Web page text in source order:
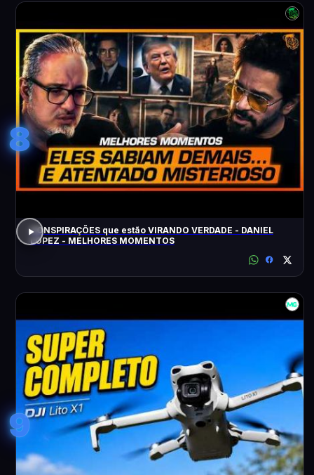
8
CONSPIRAÇÕES que estão VIRANDO VERDADE - DANIEL
LOPEZ - MELHORES MOMENTOS
9